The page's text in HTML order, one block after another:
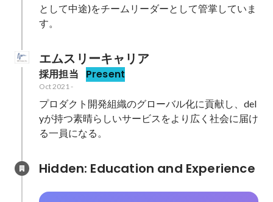
として中途)をチームリーダーとして管掌していま
す。
エムスリーキャリア
採用担当 Present
Oct 2021-
プロダクト開発組織のグローバル化に貢献し、del
yが持つ素晴らしいサービスをより広く社会に届け
る一員になる。